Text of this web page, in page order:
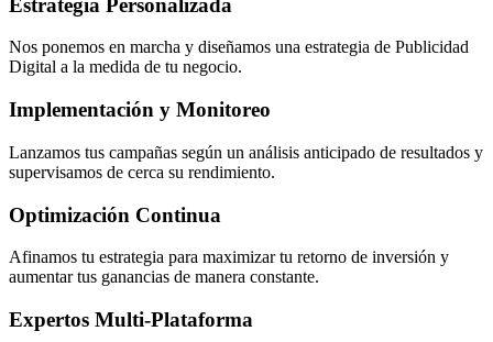
Nos ponemos en marcha y diseñamos una estrategia de Publicidad
Digital a la medida de tu negocio.
Implementación y Monitoreo
Lanzamos tus campañas según un análisis anticipado de resultados y
supervisamos de cerca su rendimiento.
Optimización Continua
Afinamos tu estrategia para maximizar tu retorno de inversión y
aumentar tus ganancias de manera constante.
Expertos Multi-Plataforma